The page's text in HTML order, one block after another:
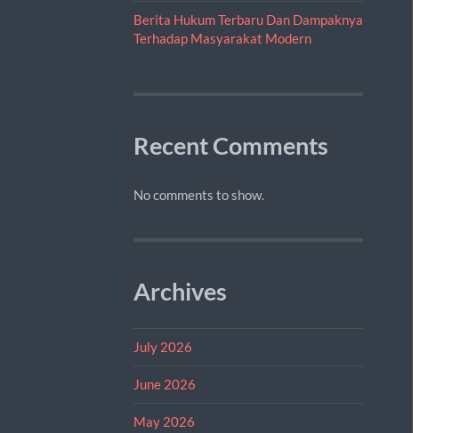
Berita Hukum Terbaru Dan Dampaknya
Terhadap Masyarakat Modern
Recent Comments
No comments to show.
Archives
July 2026
June 2026
May 2026